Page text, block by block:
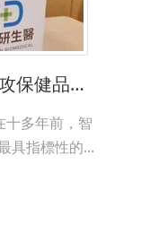
愛情公寓關企大研生醫 強攻保健品市場
十多年前，智
具指標性的...